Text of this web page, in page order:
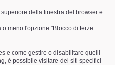
della finestra del browser e
meno l'opzione "Blocco di terze
e come gestire o disabilitare quelli
è possibile visitare dei siti specifici